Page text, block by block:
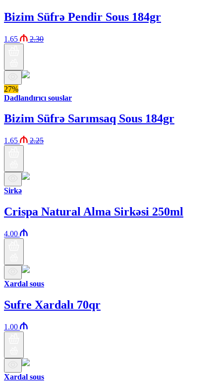
Bizim Süfrə Pendir Sous 184gr
1.65 2.30
27%
Dadlandırıcı souslar
Bizim Süfrə Sarımsaq Sous 184gr
1.65 2.25
Sirkə
Crispa Natural Alma Sirkəsi 250ml
4.00
Xardal sous
Sufre Xardalı 70qr
1.00
Xardal sous